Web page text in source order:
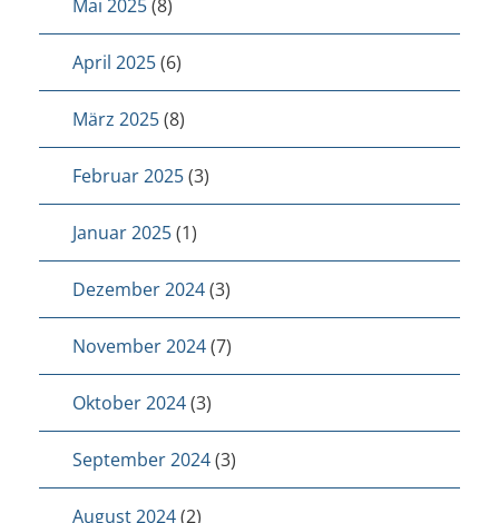
Mai 2025(8)
April 2025(6)
März 2025(8)
Februar 2025(3)
Januar 2025(1)
Dezember 2024(3)
November 2024(7)
Oktober 2024(3)
September 2024(3)
August 2024(2)